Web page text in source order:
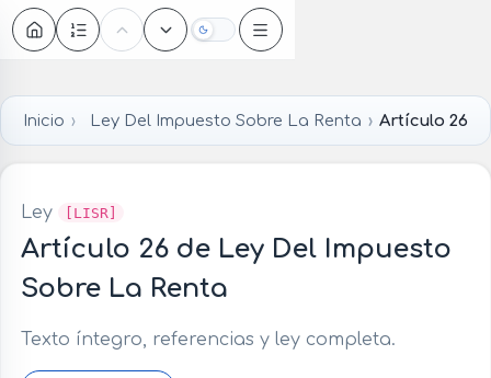
Oscuro
Inicio Ley Del Impuesto Sobre La Renta Artículo 26
Ley [LISR]
Artículo 26 de Ley Del Impuesto
Sobre La Renta
Texto íntegro, referencias y ley completa.